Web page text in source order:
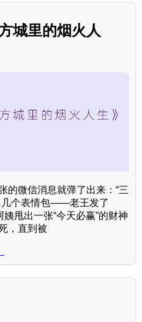
城里的烟火人
的微信消息就弹了出来：“三
几个表情包——老王发了
甩出一张“今天必赢”的财神
，直到被